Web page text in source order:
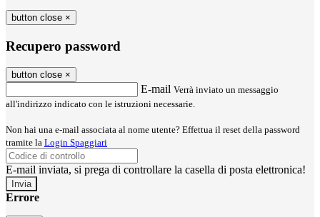
button close ×
Recupero password
button close ×
E-mail Verrà inviato un messaggio
all'indirizzo indicato con le istruzioni necessarie.
Non hai una e-mail associata al nome utente? Effettua il reset della password
tramite la Login Spaggiari
E-mail inviata, si prega di controllare la casella di posta elettronica!
Errore